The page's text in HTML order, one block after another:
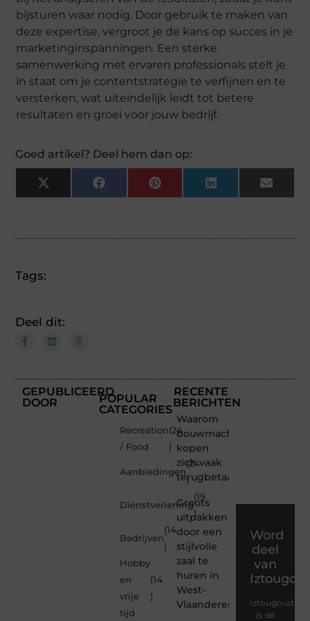
bijsturen waar nodig. Door gebruik te maken van
deze expertise, vergroot je de kans op succes in je
marketinginspanningen. Een sterke
samenwerking met ervaren professionals stelt je
in staat om je contentstrategie te verfijnen en te
versterken, wat uiteindelijk leidt tot betere
resultaten en groei voor jouw bedrijf.
Goed artikel? Deel hem dan op:
X
(Twitter)
FacebookPinterestLinkedInEmail
Tags:
Deel dit:
GEPUBLICEERD
DOOR
POPULAR
CATEGORIES
Recreation
/ Food
(24
)
Aanbiedingen
(24
)
Dienstverlening
(19
)
Bedrijven
(14
)
Hobby
en
vrije
tijd
(14
)
RECENTE
BERICHTEN
Waarom
bouwmachines
kopen
zich vaak
terugbetaalt
Groots
uitpakken
door een
stijlvolle
zaal te
huren in
West-
Vlaanderen
Word
deel
van
Iztougoud.be
is dé